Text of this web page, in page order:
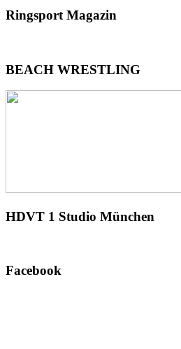
Ringsport Magazin
BEACH WRESTLING
HDVT 1 Studio München
Facebook